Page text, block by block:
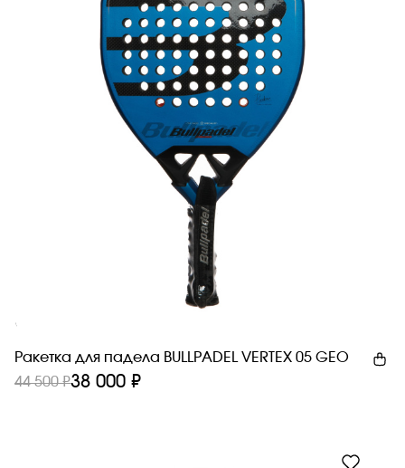
Новинка
Ракетка для падела BULLPADEL VERTEX 05 GEO
44 500 ₽38 000 ₽